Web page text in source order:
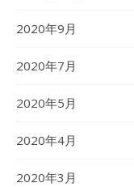
2020年9月
2020年7月
2020年5月
2020年4月
2020年3月